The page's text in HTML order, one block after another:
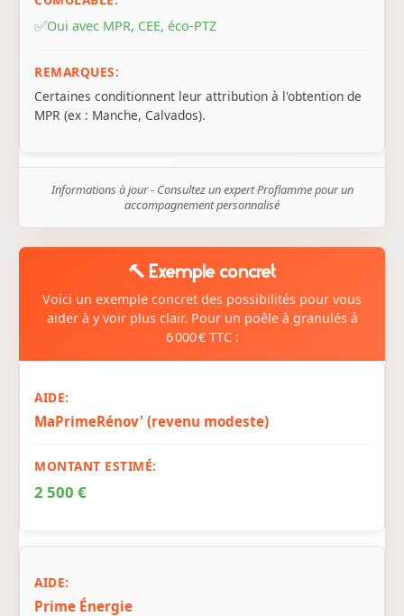
✅Oui avec MPR, CEE, éco-PTZ
Certaines conditionnent leur attribution à l'obtention de
MPR (ex : Manche, Calvados).
Informations à jour - Consultez un expert Proflamme pour un
accompagnement personnalisé
🔨 Exemple concret
Voici un exemple concret des possibilités pour vous
aider à y voir plus clair. Pour un poêle à granulés à
6 000 € TTC :
MaPrimeRénov' (revenu modeste)
2 500 €
Prime Énergie